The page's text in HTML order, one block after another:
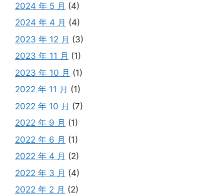
2024 年 5 月 (4)
2024 年 4 月 (4)
2023 年 12 月 (3)
2023 年 11 月 (1)
2023 年 10 月 (1)
2022 年 11 月 (1)
2022 年 10 月 (7)
2022 年 9 月 (1)
2022 年 6 月 (1)
2022 年 4 月 (2)
2022 年 3 月 (4)
2022 年 2 月 (2)